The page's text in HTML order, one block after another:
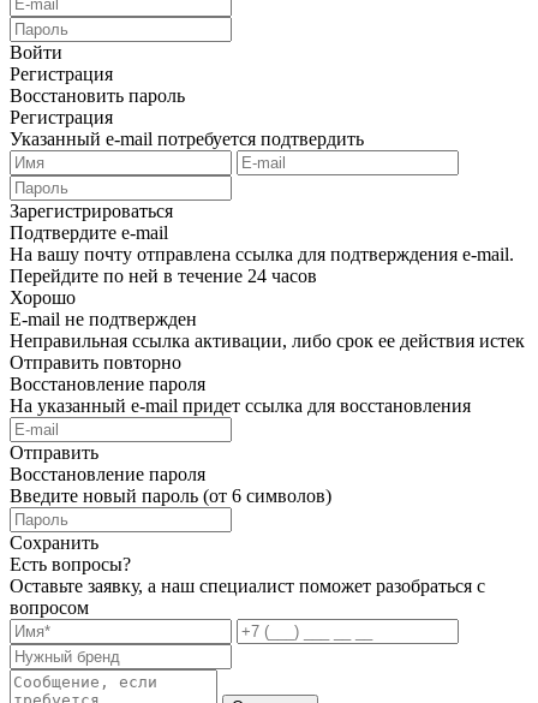
Войти
Регистрация
Восстановить пароль
Регистрация
Указанный e-mail потребуется подтвердить
Зарегистрироваться
Подтвердите e-mail
На вашу почту отправлена ссылка для подтверждения e-mail.
Перейдите по ней в течение 24 часов
Хорошо
E-mail не подтвержден
Неправильная ссылка активации, либо срок ее действия истек
Отправить повторно
Восстановление пароля
На указанный e-mail придет ссылка для восстановления
Отправить
Восстановление пароля
Введите новый пароль (от 6 символов)
Сохранить
Есть вопросы?
Оставьте заявку, а наш специалист поможет разобраться с
вопросом